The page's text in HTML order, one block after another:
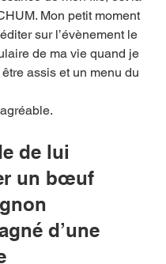
Mon petit moment
sur l’évènement le
de ma vie quand je
assis et un menu du
de lui
un bœuf
d’une